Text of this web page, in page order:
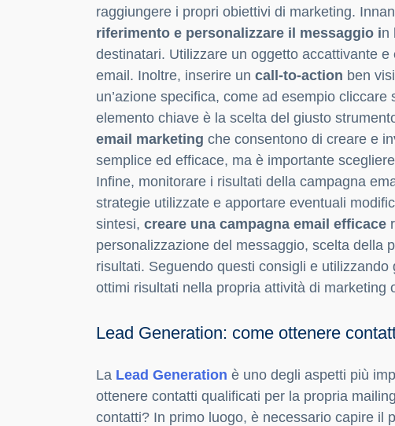
raggiungere i propri obiettivi di marketing.
riferimento e personalizzare il messaggio in
destinatari. Utilizzare un oggetto accattivante
email. Inoltre, inserire un call-to-action ben
un’azione specifica, come ad esempio
elemento chiave è la scelta del giusto
email marketing che consentono di creare e
semplice ed efficace, ma è importante
Infine, monitorare i risultati della campagna
strategie utilizzate e apportare eventuali
sintesi, creare una campagna email efficace
personalizzazione del messaggio, scelta della
risultati. Seguendo questi consigli e
ottimi risultati nella propria attività di marketing
Lead Generation: come ottenere
La Lead Generation è uno degli aspetti più
ottenere contatti qualificati per la propria
contatti? In primo luogo, è necessario capire il